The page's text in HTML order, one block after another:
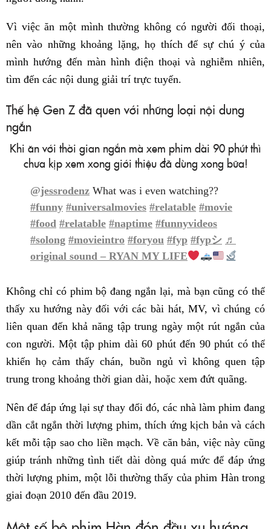
Vì việc ăn một mình thường không có người đối thoại,
nên vào những khoảng lặng, họ thích để sự chú ý của
mình hướng đến màn hình điện thoại và nghiễm nhiên,
tìm đến các nội dung giải trí trực tuyến.
Thế hệ Gen Z đã quen với những loại nội dung
ngắn
Khi ăn với thời gian ngắn mà xem phim dài 90 phút thì
chưa kịp xem xong giới thiệu đã dùng xong bữa!
@jessrodenz What was i even watching??
#funny #universalmovies #relatable #movie
#food #relatable #naptime #funnyvideos
#solong #movieintro #foryou #fyp #fypシ ♬
original sound – RYAN MY LIFE
Không chỉ có phim bộ đang ngắn lại, mà bạn cũng có thể
thấy xu hướng này đối với các bài hát, MV, vì chúng có
liên quan đến khả năng tập trung ngày một rút ngắn của
con người. Một tập phim dài 60 phút đến 90 phút có thể
khiến họ cảm thấy chán, buồn ngủ vì không quen tập
trung trong khoảng thời gian dài, hoặc xem đứt quãng.
Nên để đáp ứng lại sự thay đổi đó, các nhà làm phim đang
dần cắt ngắn thời lượng phim, thích ứng kịch bản và cách
kết mỗi tập sao cho liền mạch. Về căn bản, việc này cũng
giúp tránh những tình tiết dài dòng quá mức để đáp ứng
thời lượng phim, một lỗi thường thấy của phim Hàn trong
giai đoạn 2010 đến đầu 2019.